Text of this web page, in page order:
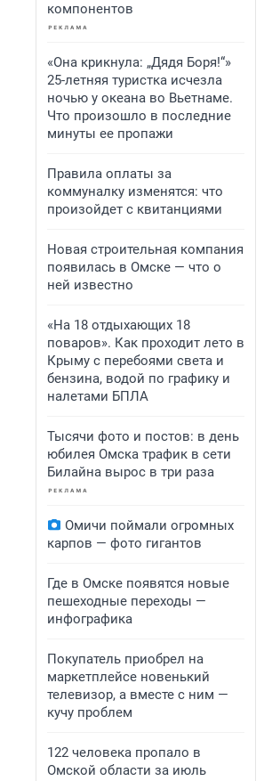
компонентов
«Она крикнула: „Дядя Боря!“»
25-летняя туристка исчезла
ночью у океана во Вьетнаме.
Что произошло в последние
минуты ее пропажи
Правила оплаты за
коммуналку изменятся: что
произойдет с квитанциями
Новая строительная компания
появилась в Омске — что о
ней известно
«На 18 отдыхающих 18
поваров». Как проходит лето в
Крыму с перебоями света и
бензина, водой по графику и
налетами БПЛА
Тысячи фото и постов: в день
юбилея Омска трафик в сети
Билайна вырос в три раза
Омичи поймали огромных
карпов — фото гигантов
Где в Омске появятся новые
пешеходные переходы —
инфографика
Покупатель приобрел на
маркетплейсе новенький
телевизор, а вместе с ним —
кучу проблем
122 человека пропало в
Омской области за июль